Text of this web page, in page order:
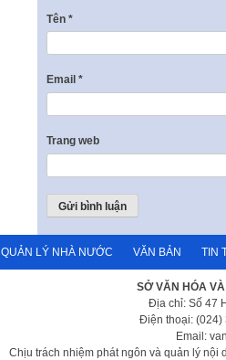
Tên *
Email *
Trang web
QUẢN LÝ NHÀ NƯỚC VĂN BẢN TIN
SỞ VĂN HÓA
Địa chỉ: Số 47
Điện thoại: (024)
Email:
Chịu trách nhiệm phát ngôn và quản lý nội